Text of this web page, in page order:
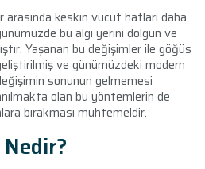
keskin vücut hatları daha
bu algı yerini dolgun ve
Yaşanan bu değişimler ile göğüs
ve günümüzdeki modern
sonunun gelmemesi
olan bu yöntemlerin de
bırakması muhtemeldir.